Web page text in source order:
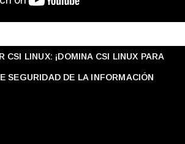
CSI LINUX: ¡DOMINA CSI LINUX PARA
SEGURIDAD DE LA INFORMACIÓN